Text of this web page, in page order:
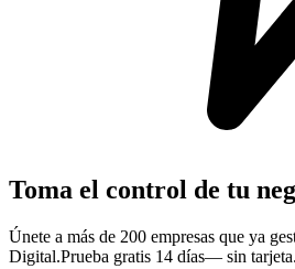
Toma el control de tu
Únete a más de 200 empresas que ya
Digital.Prueba gratis 14 días— sin tarjeta.